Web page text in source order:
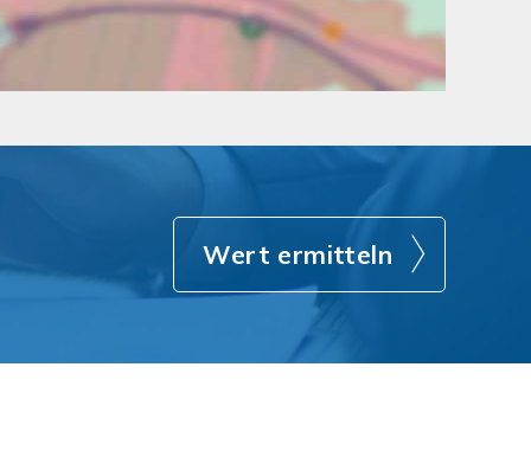
Wert ermitteln